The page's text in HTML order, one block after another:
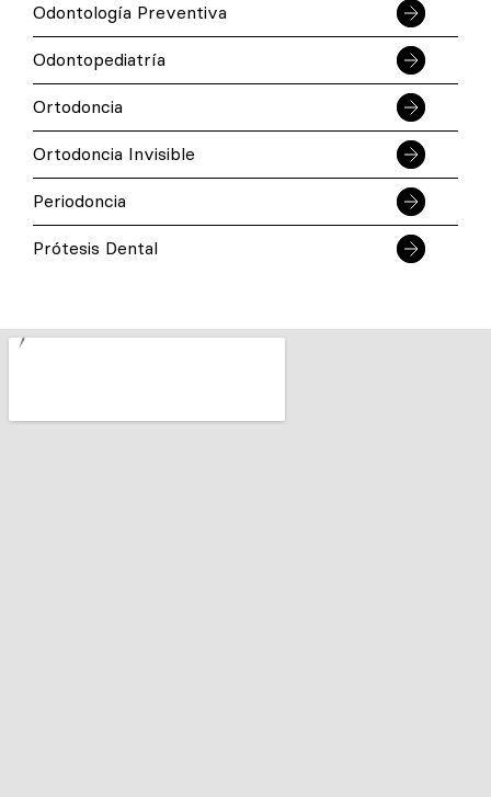
Odontología Preventiva
Odontopediatría
Ortodoncia
Ortodoncia Invisible
Periodoncia
Prótesis Dental